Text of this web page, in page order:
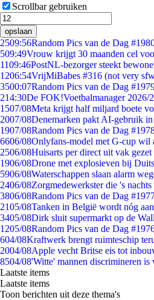
Scrollbar gebruiken
opslaan
2509:56Random Pics van de Dag
509:49Vrouw krijgt 30 maanden cel
1109:46PostNL-bezorger steekt
1206:54VrijMiBabes #316 (not very
3500:07Random Pics van de Dag
214:30De FOK!Voetbalmanager 2026/
1507/08Meta krijgt half miljard boete
2007/08Denemarken pakt AI-gebruik
1907/08Random Pics van de Dag
6606/08Onlyfans-model met G-cup wil
2506/08Huisarts per direct uit vak
1906/08Drone met explosieven bij
5906/08Waterschappen slaan alarm
2406/08Zorgmedewerkster die 's
3806/08Random Pics van de Dag
2105/08Tanken in België wordt nóg
3405/08Dirk sluit supermarkt op de
1205/08Random Pics van de Dag
604/08Kraftwerk brengt ruimteschip
2004/08Apple vecht Britse eis tot
8504/08'Witte' mannen discrimineren
Laatste items
Laatste items
Toon berichten uit deze thema's